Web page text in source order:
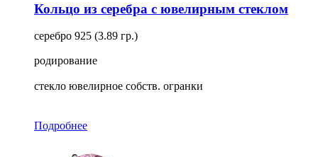
Кольцо из серебра с ювелирным стеклом
серебро 925 (3.89 гр.)
родирование
стекло ювелирное собств. огранки
Подробнее